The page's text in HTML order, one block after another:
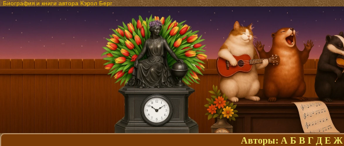
Биография и книги автора Кэрол Берг
Авторы: А Б В Г Д Е Ж